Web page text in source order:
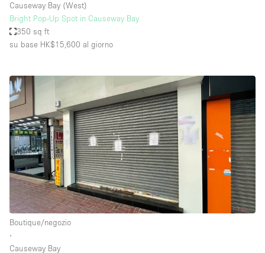
Causeway Bay (West)
Bright Pop-Up Spot in Causeway Bay
350 sq ft
su base HK$15,600 al giorno
Boutique/negozio
∙
Causeway Bay